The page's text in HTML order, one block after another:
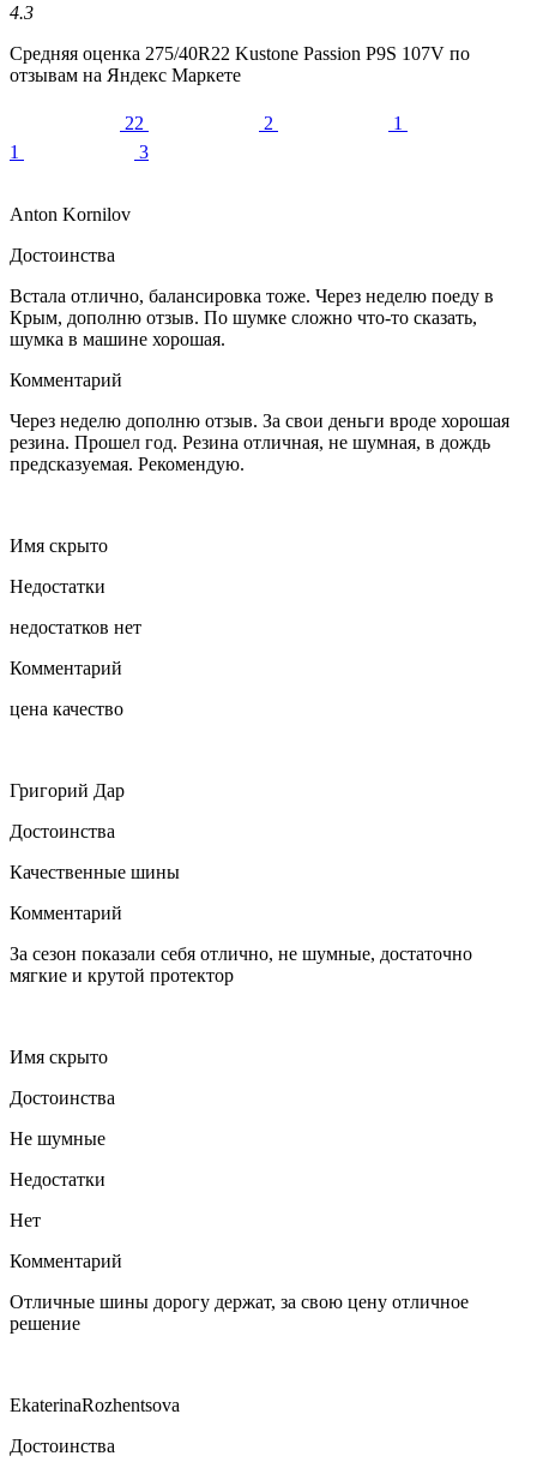
4.3
Средняя оценка 275/40R22 Kustone Passion P9S 107V по
отзывам на Яндекс Маркете
22 2
1
1
3
Anton Kornilov
Достоинства
Встала отлично, балансировка тоже. Через неделю поеду в
Крым, дополню отзыв. По шумке сложно что-то сказать,
шумка в машине хорошая.
Комментарий
Через неделю дополню отзыв. За свои деньги вроде хорошая
резина. Прошел год. Резина отличная, не шумная, в дождь
предсказуемая. Рекомендую.
Имя скрыто
Недостатки
недостатков нет
Комментарий
цена качество
Григорий Дар
Достоинства
Качественные шины
Комментарий
За сезон показали себя отлично, не шумные, достаточно
мягкие и крутой протектор
Имя скрыто
Достоинства
Не шумные
Недостатки
Нет
Комментарий
Отличные шины дорогу держат, за свою цену отличное
решение
EkaterinaRozhentsova
Достоинства